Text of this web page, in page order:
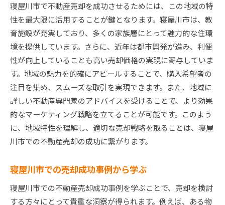
不動産屋のネットワークを活用するメリット
売却活動をスムーズに進めるためのサポート
選ばれる不動産屋のサービスをフル活用
成功を共に実現するパートナーシップの重要性
寝屋川市で不動産売却を成功させるためには、この地域の特
性を最大限に活用することが鍵となります。寝屋川市は、教
育施設が充実しており、多くの家族層にとって魅力的な住環
境を提供しています。さらに、近年は都市開発が進み、利便
性が向上していることも高い売却価格の実現に寄与していま
す。地域の魅力を的確にアピールすることで、購入希望者の
注目を集め、スムーズな取引を実現できます。また、地域に
詳しい不動産専門家のアドバイスを受けることで、より効果
的なマーケティング戦略を立てることが可能です。このよう
に、地域特性を理解し、適切な売却戦略を取ることは、寝屋
川市での不動産売却の成功に繋がります。
寝屋川市での売却成功事例から学ぶ
寝屋川市での不動産売却成功事例を学ぶことで、売却を検討
する方々にとって貴重な洞察が得られます。例えば、ある物